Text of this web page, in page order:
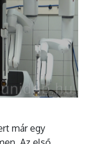
már egy